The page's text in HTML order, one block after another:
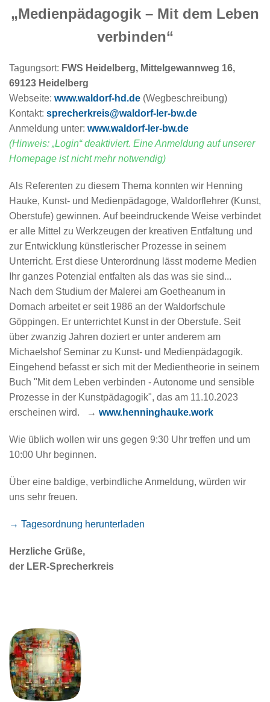
„Medienpädagogik – Mit dem Leben
verbinden“
Tagungsort: FWS Heidelberg, Mittelgewannweg 16,
69123 Heidelberg
Webseite: www.waldorf-hd.de (Wegbeschreibung)
Kontakt: sprecherkreis@waldorf-ler-bw.de
Anmeldung unter: www.waldorf-ler-bw.de
(Hinweis: „Login“ deaktiviert. Eine Anmeldung auf unserer
Homepage ist nicht mehr notwendig)
Als Referenten zu diesem Thema konnten wir Henning
Hauke, Kunst- und Medienpädagoge, Waldorflehrer (Kunst,
Oberstufe) gewinnen. Auf beeindruckende Weise verbindet
er alle Mittel zu Werkzeugen der kreativen Entfaltung und
zur Entwicklung künstlerischer Prozesse in seinem
Unterricht. Erst diese Unterordnung lässt moderne Medien
Ihr ganzes Potenzial entfalten als das was sie sind...
Nach dem Studium der Malerei am Goetheanum in
Dornach arbeitet er seit 1986 an der Waldorfschule
Göppingen. Er unterrichtet Kunst in der Oberstufe. Seit
über zwanzig Jahren doziert er unter anderem am
Michaelshof Seminar zu Kunst- und Medienpädagogik.
Eingehend befasst er sich mit der Medientheorie in seinem
Buch "Mit dem Leben verbinden - Autonome und sensible
Prozesse in der Kunstpädagogik", das am 11.10.2023
erscheinen wird.
→ www.henninghauke.work
Wie üblich wollen wir uns gegen 9:30 Uhr treffen und um
10:00 Uhr beginnen.
Über eine baldige, verbindliche Anmeldung, würden wir
uns sehr freuen.
→ Tagesordnung herunterladen
Herzliche Grüße,
der LER-Sprecherkreis